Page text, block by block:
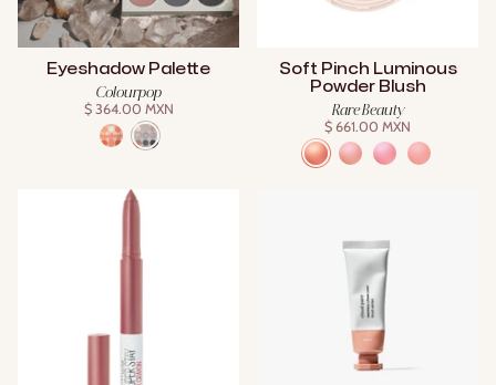
Eyeshadow Palette
Colourpop
$ 364.00 MXN
Soft Pinch Luminous
Powder Blush
Rare Beauty
$ 661.00 MXN